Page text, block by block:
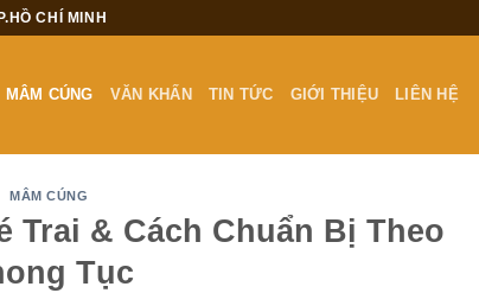
CHÍ MINH
MÂM CÚNG VĂN KHẤN TIN TỨC GIỚI THIỆU LIÊN HỆ
MÂM CÚNG
Trai & Cách Chuẩn Bị Theo
Tục